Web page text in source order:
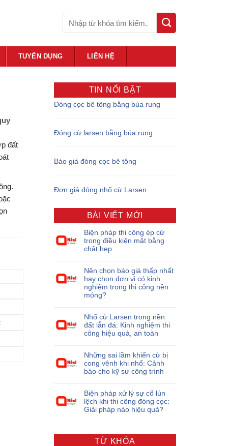
TUYỂN DỤNG LIÊN HỆ
đất
TIN NỔI BẬT
Đóng cọc bê tông bằng búa rung
Đóng cừ larsen bằng búa rung
Báo giá đóng cọc bê tông
Đơn giá đóng nhổ cừ Larsen
BÀI VIẾT MỚI
Biện pháp thi công ép cừ
trong điều kiện mặt bằng
chật hẹp
Nên chọn báo giá thấp nhất
hay chọn đơn vị có kinh
nghiệm trong thi công nền
móng?
Nhổ cừ Larsen trong nền
đất lẫn đá: Kinh nghiệm thi
công hiệu quả, an toàn
Những sai lầm khiến cừ bị
cong vênh khi nhổ: Cảnh
báo cho kỹ sư công trình
Biện pháp xử lý sự cố lún
lệch khi thi công đóng cọc:
Giải pháp nào hiệu quả?
TỪ KHÓA